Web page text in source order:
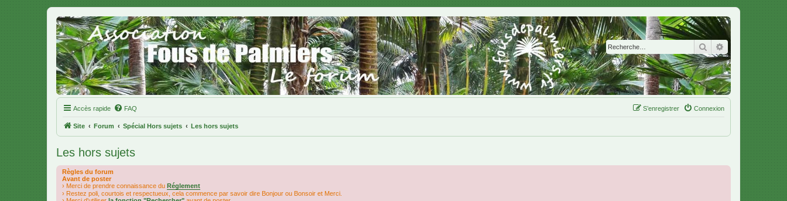
Rechercher
Accès rapide FAQ Connexion
S’enregistrer
Site Forum Spécial Hors sujets Les hors sujets
Les hors sujets
Règles du forum
Avant de poster
› Merci de prendre connaissance du Réglement
› Restez poli, courtois et respectueux, cela commence par savoir dire Bonjour ou Bonsoir et Merci.